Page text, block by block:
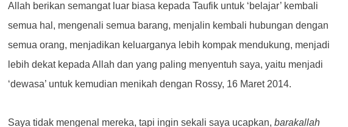
Allah berikan semangat luar biasa kepada Taufik untuk ‘belajar’ kembali
semua hal, mengenali semua barang, menjalin kembali hubungan dengan
semua orang, menjadikan keluarganya lebih kompak mendukung, menjadi
lebih dekat kepada Allah dan yang paling menyentuh saya, yaitu menjadi
‘dewasa’ untuk kemudian menikah dengan Rossy, 16 Maret 2014.
Saya tidak mengenal mereka, tapi ingin sekali saya ucapkan, barakallah